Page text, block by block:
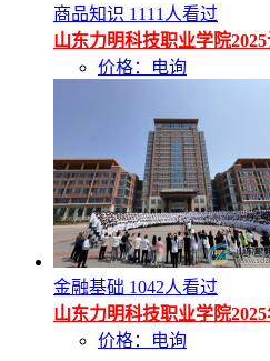
商品知识 1111人看过
山东力明科技职业学院
价格：电询
金融基础 1042人看过
山东力明科技职业学院
价格：电询